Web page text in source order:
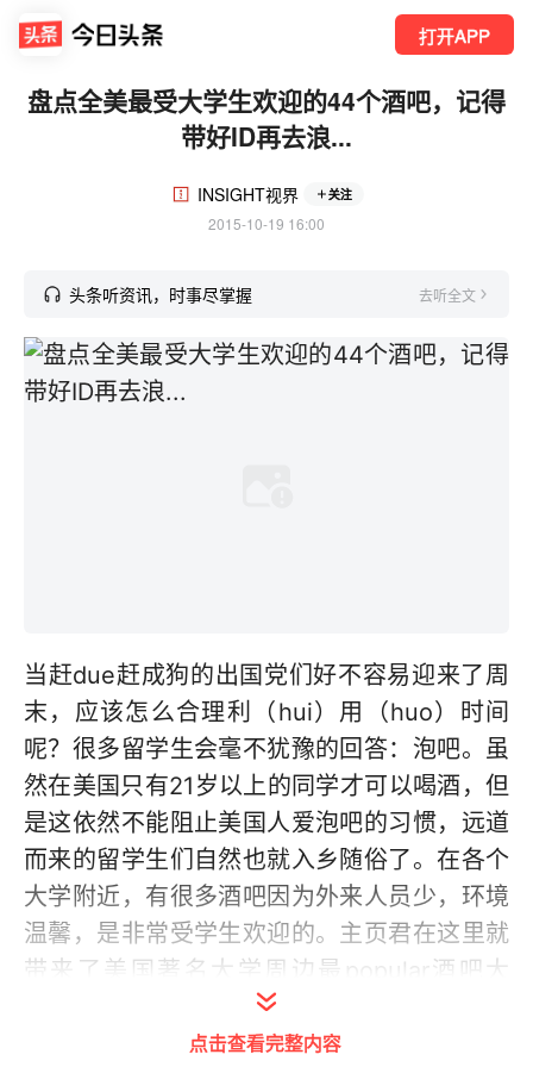
打开APP
盘点全美最受大学生欢迎的44个酒吧，记得
带好ID再去浪...
INSIGHT视界 关注
2015-10-19 16:00
头条听资讯，时事尽掌握 去听全文
当赶due赶成狗的出国党们好不容易迎来了周
末，应该怎么合理利（hui）用（huo）时间
呢？很多留学生会毫不犹豫的回答：泡吧。虽
然在美国只有21岁以上的同学才可以喝酒，但
是这依然不能阻止美国人爱泡吧的习惯，远道
而来的留学生们自然也就入乡随俗了。在各个
大学附近，有很多酒吧因为外来人员少，环境
温馨，是非常受学生欢迎的。主页君在这里就
带来了美国著名大学周边最popular酒吧大
全，喜欢泡吧的同学们赶紧看看你去对酒吧了
点击查看完整内容